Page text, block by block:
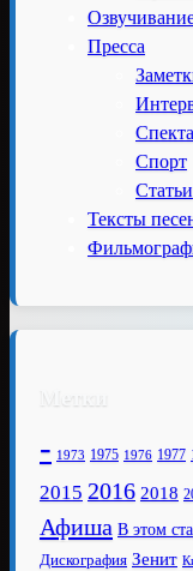
Пресса
Спорт
Статьи
Тексты
Метки
- 1973 1975 1976 1977
2015 2016 2018
Афиша В этом
Дискография Зенит